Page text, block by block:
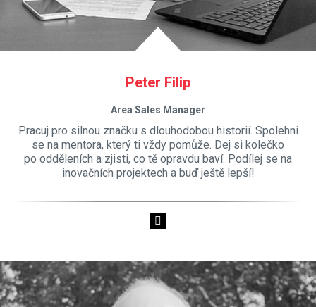
Peter Filip
Area Sales Manager
Pracuj pro silnou značku s dlouhodobou historií. Spolehni
se na mentora, který ti vždy pomůže. Dej si kolečko
po odděleních a zjisti, co tě opravdu baví. Podílej se na
inovačních projektech a buď ještě lepší!